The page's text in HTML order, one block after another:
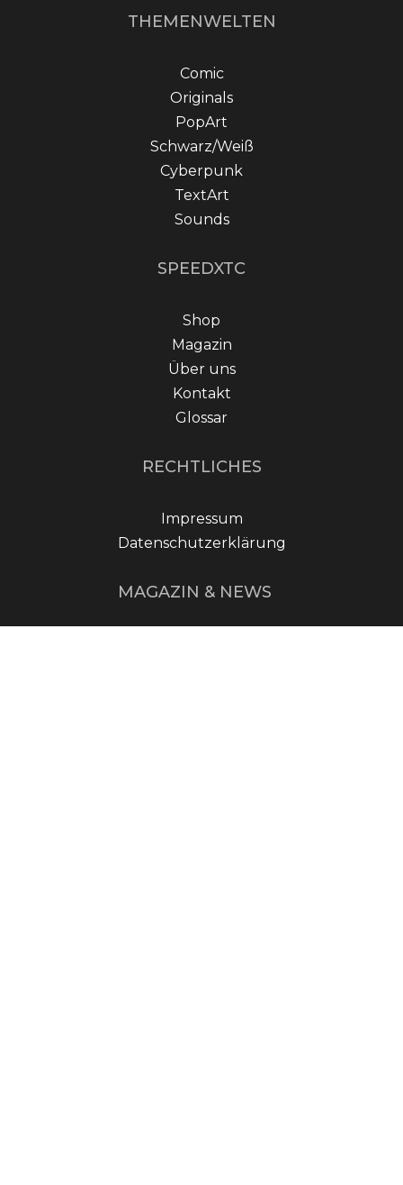
THEMENWELTEN
Comic
Originals
PopArt
Schwarz/Weiß
Cyberpunk
TextArt
Sounds
SPEEDXTC
Shop
Magazin
Über uns
Kontakt
Glossar
RECHTLICHES
Impressum
Datenschutzerklärung
MAGAZIN & NEWS